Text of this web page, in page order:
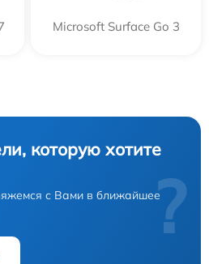
Microsoft Surface Go 3
которую хотите
с Вами в ближайшее?